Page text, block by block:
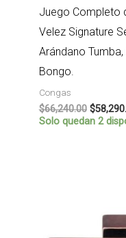
Juego Completo
Velez Signature
Arándano Tumba,
Bongo.
Congas
$66,240.00 $
Solo quedan 2